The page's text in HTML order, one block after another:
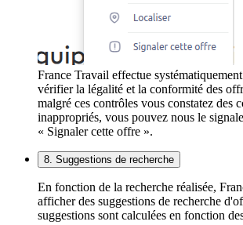
France Travail effectue
vérifier la légalité et la conformité des
malgré ces contrôles vous constatez des
inappropriés, vous pouvez nous le
« Signaler cette offre ».
8. Suggestions de recherche
En fonction de la recherche réalisée,
afficher des suggestions de recherche
suggestions sont calculées en fonction